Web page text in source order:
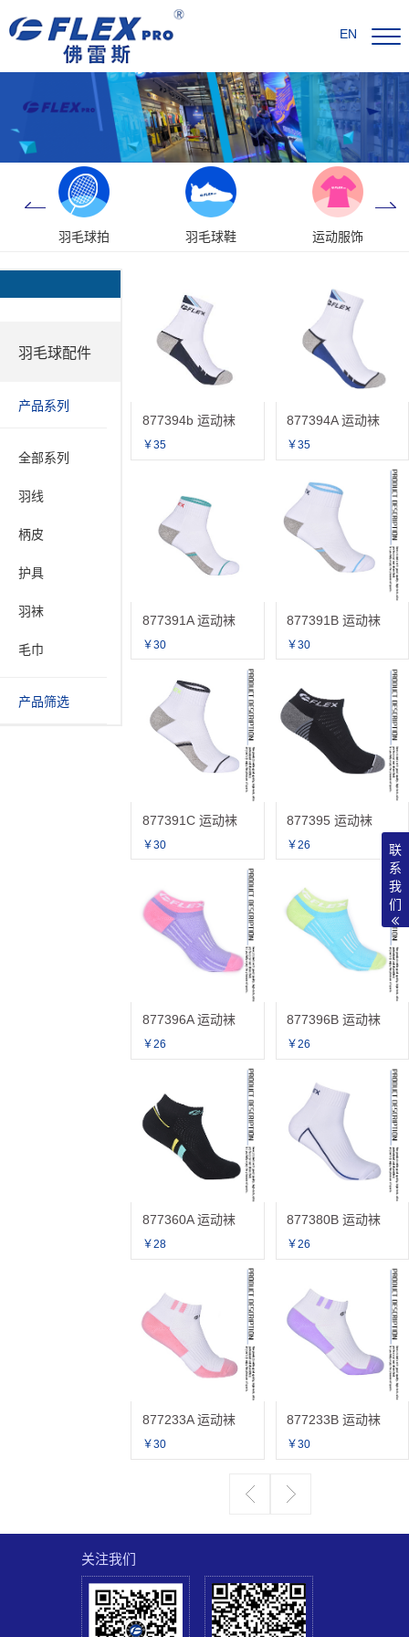
EN
羽毛球拍 羽毛球鞋 运动服饰
羽毛球配件
产品系列
全部系列
羽线
柄皮
护具
羽袜
毛巾
产品筛选
877394b 运动袜
￥35
877394A 运动袜
￥35
877391A 运动袜
￥30
877391B 运动袜
￥30
877391C 运动袜
￥30
877395 运动袜
￥26
877396A 运动袜
￥26
877396B 运动袜
￥26
877360A 运动袜
￥28
877380B 运动袜
￥26
877233A 运动袜
￥30
877233B 运动袜
￥30
关注我们
联
系
我
们